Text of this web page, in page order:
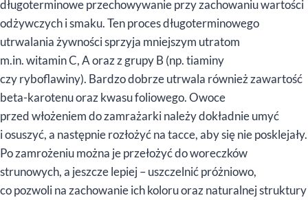
długoterminowe przechowywanie przy zachowaniu wartości
odżywczych i smaku. Ten proces długoterminowego
utrwalania żywności sprzyja mniejszym utratom
m.in. witamin C, A oraz z grupy B (np. tiaminy
czy ryboflawiny). Bardzo dobrze utrwala również zawartość
beta-karotenu oraz kwasu foliowego. Owoce
przed włożeniem do zamrażarki należy dokładnie umyć
i osuszyć, a następnie rozłożyć na tacce, aby się nie posklejały.
Po zamrożeniu można je przełożyć do woreczków
strunowych, a jeszcze lepiej – uszczelnić próżniowo,
co pozwoli na zachowanie ich koloru oraz naturalnej struktury